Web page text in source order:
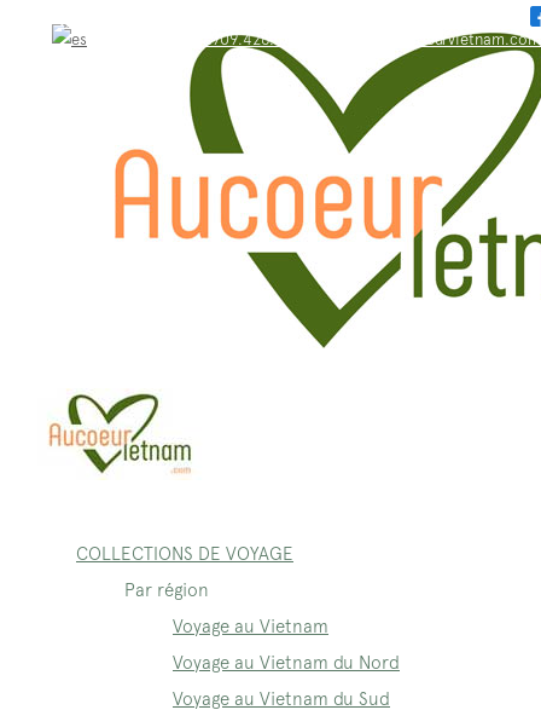
WhatsApp: +84.909.426.406 bonjour@aucoeurvietnam.com
COLLECTIONS DE VOYAGE
Par région
Voyage au Vietnam
Voyage au Vietnam du Nord
Voyage au Vietnam du Sud
WhatsApp: +84.909.426.406